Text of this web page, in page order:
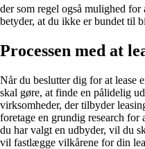
der som regel også mulighed
betyder, at du ikke er bundet til
Processen med at
Når du beslutter dig for at lease
skal gøre, at finde en pålidelig
virksomheder, der tilbyder
foretage en grundig research
du har valgt en udbyder, vil du
vil fastlægge vilkårene for din